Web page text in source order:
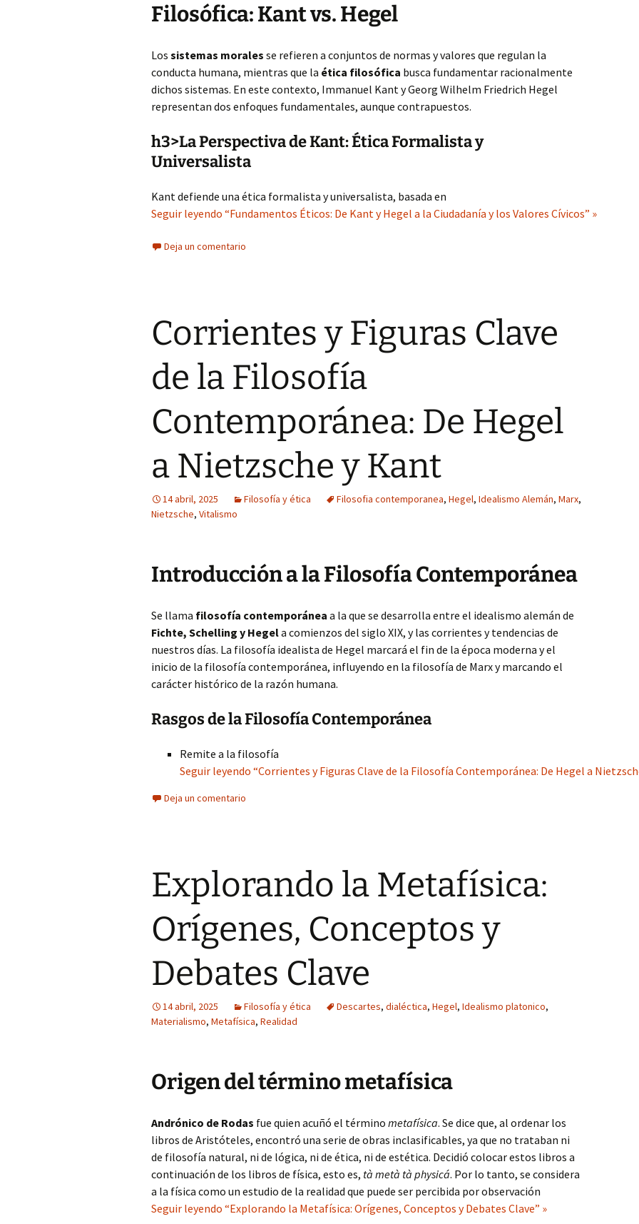
Filosófica: Kant vs. Hegel
Los sistemas morales se refieren a conjuntos de normas y valores que regulan la
conducta humana, mientras que la ética filosófica busca fundamentar racionalmente
dichos sistemas. En este contexto, Immanuel Kant y Georg Wilhelm Friedrich Hegel
representan dos enfoques fundamentales, aunque contrapuestos.
h3>La Perspectiva de Kant: Ética Formalista y
Universalista
Kant defiende una ética formalista y universalista, basada en
Seguir leyendo “Fundamentos Éticos: De Kant y Hegel a la Ciudadanía y los Valores Cívicos” »
Deja un comentario
Corrientes y Figuras Clave
de la Filosofía
Contemporánea: De Hegel
a Nietzsche y Kant
14 abril, 2025 Filosofía y ética Filosofia contemporanea, Hegel, Idealismo Alemán, Marx,
Nietzsche, Vitalismo
Introducción a la Filosofía Contemporánea
Se llama filosofía contemporánea a la que se desarrolla entre el idealismo alemán de
Fichte, Schelling y Hegela comienzos del siglo XIX, y las corrientes y tendencias de
nuestros días. La filosofía idealista de Hegel marcará el fin de la época moderna y el
inicio de la filosofía contemporánea, influyendo en la filosofía de Marx y marcando el
carácter histórico de la razón humana.
Rasgos de la Filosofía Contemporánea
Remite a la filosofía
Seguir leyendo “Corrientes y Figuras Clave de la Filosofía Contemporánea: De Hegel a
Deja un comentario
Explorando la Metafísica:
Orígenes, Conceptos y
Debates Clave
14 abril, 2025 Filosofía y ética Descartes, dialéctica, Hegel, Idealismo platonico,
Materialismo, Metafísica, Realidad
Origen del término metafísica
Andrónico de Rodas fue quien acuñó el término metafísica. Se dice que, al ordenar los
libros de Aristóteles, encontró una serie de obras inclasificables, ya que no trataban ni
de filosofía natural, ni de lógica, ni de ética, ni de estética. Decidió colocar estos libros a
continuación de los libros de física, esto es, tà metà tà physicá. Por lo tanto, se considera
a la física como un estudio de la realidad que puede ser percibida por observación
Seguir leyendo “Explorando la Metafísica: Orígenes, Conceptos y Debates Clave” »